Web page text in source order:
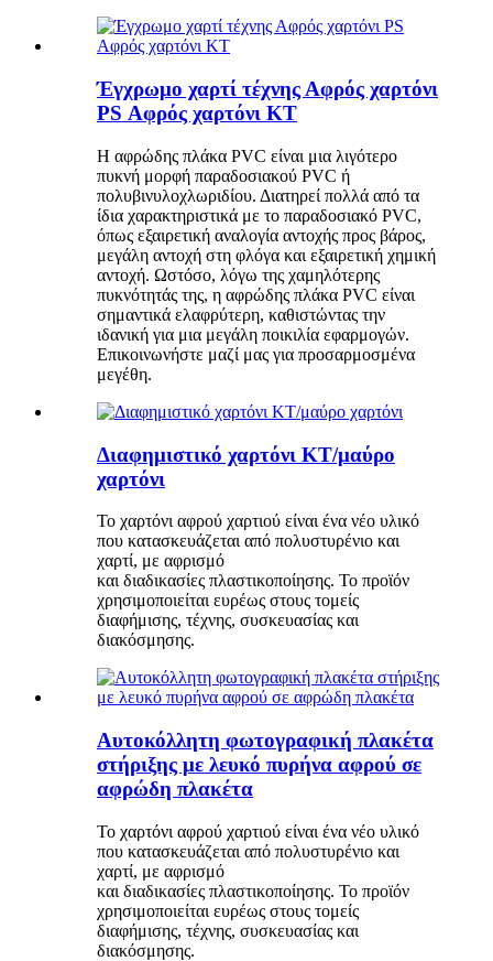
Έγχρωμο χαρτί τέχνης Αφρός χαρτόνι
PS Αφρός χαρτόνι KT
Η αφρώδης πλάκα PVC είναι μια λιγότερο
πυκνή μορφή παραδοσιακού PVC ή
πολυβινυλοχλωριδίου. Διατηρεί πολλά από τα
ίδια χαρακτηριστικά με το παραδοσιακό PVC,
όπως εξαιρετική αναλογία αντοχής προς βάρος,
μεγάλη αντοχή στη φλόγα και εξαιρετική χημική
αντοχή. Ωστόσο, λόγω της χαμηλότερης
πυκνότητάς της, η αφρώδης πλάκα PVC είναι
σημαντικά ελαφρύτερη, καθιστώντας την
ιδανική για μια μεγάλη ποικιλία εφαρμογών.
Επικοινωνήστε μαζί μας για προσαρμοσμένα
μεγέθη.
Διαφημιστικό χαρτόνι KT/μαύρο
χαρτόνι
Το χαρτόνι αφρού χαρτιού είναι ένα νέο υλικό
που κατασκευάζεται από πολυστυρένιο και
χαρτί, με αφρισμό
και διαδικασίες πλαστικοποίησης. Το προϊόν
χρησιμοποιείται ευρέως στους τομείς
διαφήμισης, τέχνης, συσκευασίας και
διακόσμησης.
Αυτοκόλλητη φωτογραφική πλακέτα
στήριξης με λευκό πυρήνα αφρού σε
αφρώδη πλακέτα
Το χαρτόνι αφρού χαρτιού είναι ένα νέο υλικό
που κατασκευάζεται από πολυστυρένιο και
χαρτί, με αφρισμό
και διαδικασίες πλαστικοποίησης. Το προϊόν
χρησιμοποιείται ευρέως στους τομείς
διαφήμισης, τέχνης, συσκευασίας και
διακόσμησης.